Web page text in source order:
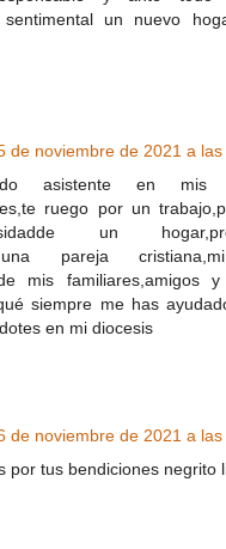
sentimental un nuevo
de noviembre de 2021 a
asistente en mis
ruego por un
un
pareja
mis familiares,amigos
siempre me has
en mi diocesis
de noviembre de 2021 a las
por tus bendiciones negrito